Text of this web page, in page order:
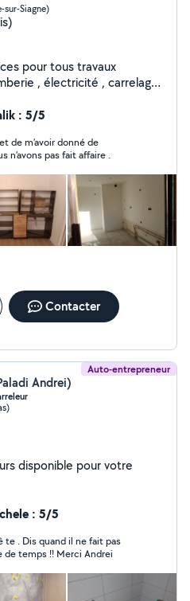
sur-Siagne)
pour tous travaux
, électricité , carrelage
porte de garage et
été directeur technique de
, j intervient sur toutes
: 5/5
de m’avoir donné de
n’avons pas fait affaire .
Contacter
Auto-entrepreneur
Andrei)
disponible pour votre
: 5/5
te . Dis quand il ne fait pas
temps !! Merci Andrei